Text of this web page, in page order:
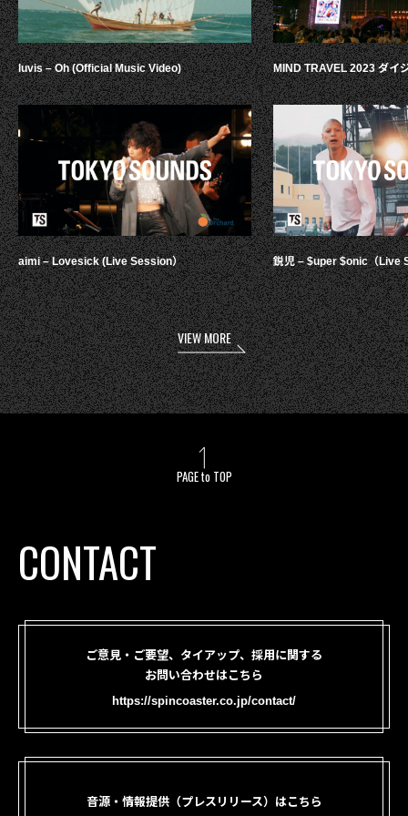
luvis – Oh (Official Music Video)
aimi – Lovesick (Live Session）
MIND TRAVEL 2023 ダイ
鋭児 – $uper $onic（Live
VIEW MORE
PAGE to TOP
CONTACT
ご意見・ご要望、タイアップ、採用に関する
お問い合わせはこちら
https://spincoaster.co.jp/contact/
音源・情報提供（プレスリリース）はこちら